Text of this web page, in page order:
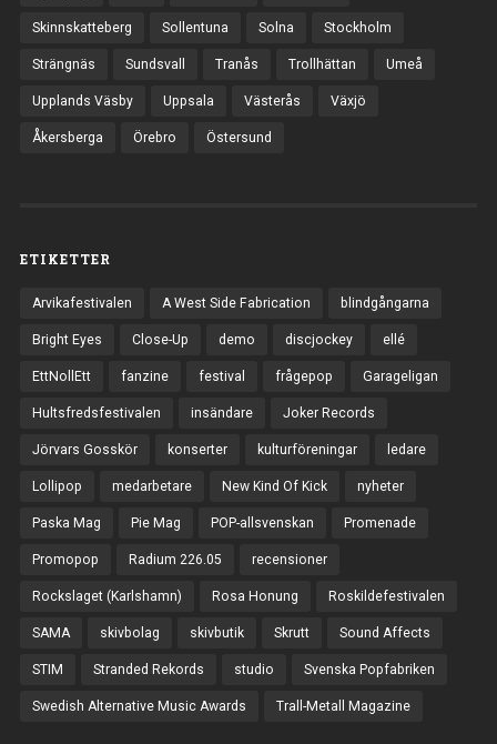
Skinnskatteberg Sollentuna Solna Stockholm
Strängnäs Sundsvall Tranås Trollhättan Umeå
Upplands Väsby Uppsala Västerås Växjö
Åkersberga Örebro Östersund
ETIKETTER
Arvikafestivalen A West Side Fabrication blindgångarna
Bright Eyes Close-Up demo discjockey ellé
EttNollEtt fanzine festival frågepop Garageligan
Hultsfredsfestivalen insändare Joker Records
Jörvars Gosskör konserter kulturföreningar ledare
Lollipop medarbetare New Kind Of Kick nyheter
Paska Mag Pie Mag POP-allsvenskan Promenade
Promopop Radium 226.05 recensioner
Rockslaget (Karlshamn) Rosa Honung Roskildefestivalen
SAMA skivbolag skivbutik Skrutt Sound Affects
STIM Stranded Rekords studio Svenska Popfabriken
Swedish Alternative Music Awards Trall-Metall Magazine